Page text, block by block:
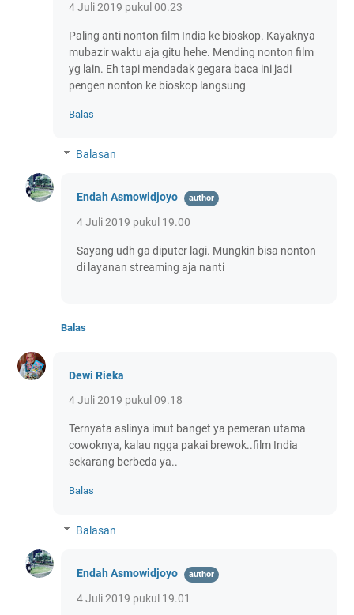
4 Juli 2019 pukul 00.23
Paling anti nonton film India ke bioskop. Kayaknya
mubazir waktu aja gitu hehe. Mending nonton film
yg lain. Eh tapi mendadak gegara baca ini jadi
pengen nonton ke bioskop langsung
Balas
Balasan
Endah Asmowidjoyo
4 Juli 2019 pukul 19.00
Sayang udh ga diputer lagi. Mungkin bisa nonton
di layanan streaming aja nanti
Balas
Dewi Rieka
4 Juli 2019 pukul 09.18
Ternyata aslinya imut banget ya pemeran utama
cowoknya, kalau ngga pakai brewok..film India
sekarang berbeda ya..
Balas
Balasan
Endah Asmowidjoyo
4 Juli 2019 pukul 19.01